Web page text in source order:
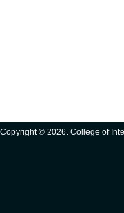
Copyright © 2026. College of